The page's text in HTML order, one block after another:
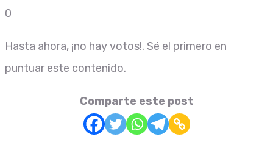
0
Hasta ahora, ¡no hay votos!. Sé el primero en
puntuar este contenido.
Comparte este post